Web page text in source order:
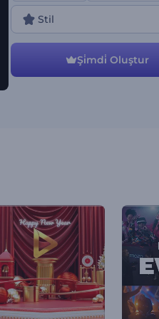
Stil
Şi̇mdi̇ Oluştur